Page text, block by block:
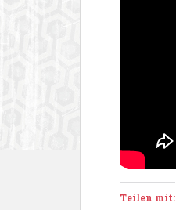
Teilen mit: